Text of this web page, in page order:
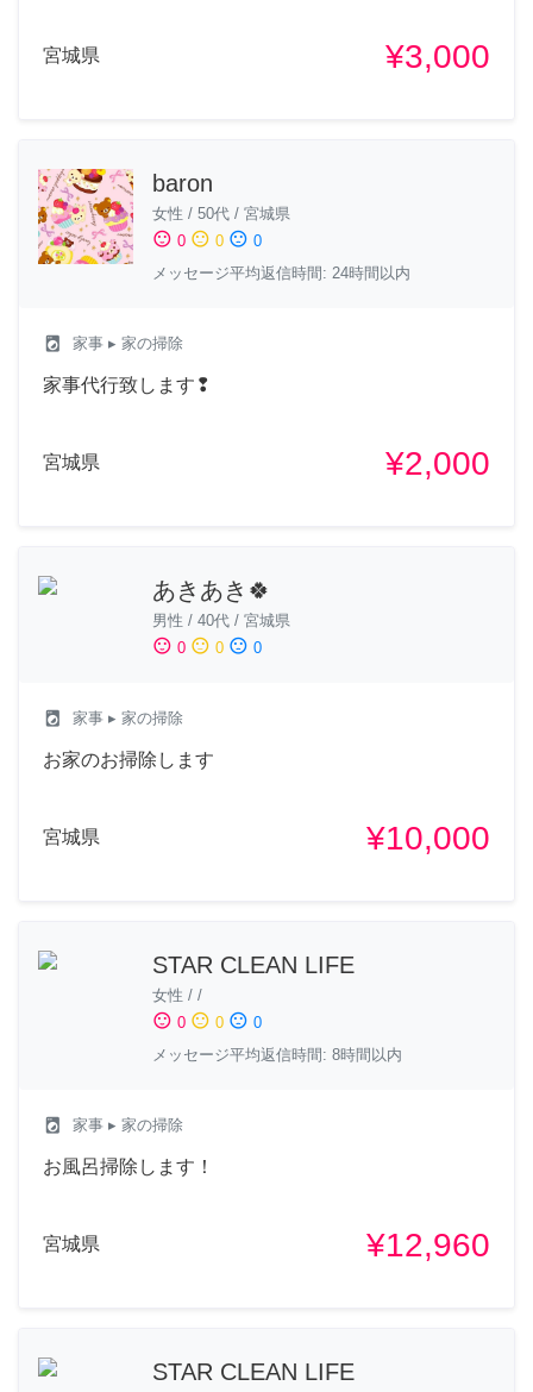
宮城県 ¥3,000
baron
女性 / 50代 / 宮城県
sentiment_satisfied 0 sentiment_neutral 0 sentiment_dissatisfied 0
メッセージ平均返信時間: 24時間以内
local_laundry_service 家事 ▸ 家の掃除
家事代行致します❢
宮城県 ¥2,000
あきあき🍀
男性 / 40代 / 宮城県
sentiment_satisfied 0 sentiment_neutral 0 sentiment_dissatisfied 0
local_laundry_service 家事 ▸ 家の掃除
お家のお掃除します
宮城県 ¥10,000
STAR CLEAN LIFE
女性 / /
sentiment_satisfied 0 sentiment_neutral 0 sentiment_dissatisfied 0
メッセージ平均返信時間: 8時間以内
local_laundry_service 家事 ▸ 家の掃除
お風呂掃除します！
宮城県 ¥12,960
STAR CLEAN LIFE